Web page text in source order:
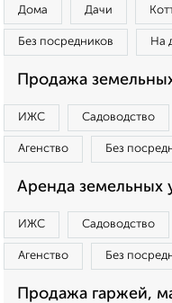
Дома Дачи
Без посредников На
Продажа
ИЖС Садоводство
Агенство Без
Аренда земельных
ИЖС Садоводство
Агенство Без
Продажа гаржей,